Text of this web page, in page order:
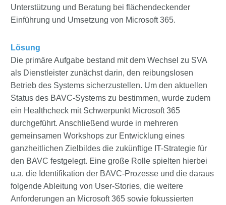
Unterstützung und Beratung bei flächendeckender
Einführung und Umsetzung von Microsoft 365.
Lösung
Die primäre Aufgabe bestand mit dem Wechsel zu SVA
als Dienstleister zunächst darin, den reibungslosen
Betrieb des Systems sicherzustellen. Um den aktuellen
Status des BAVC-Systems zu bestimmen, wurde zudem
ein Healthcheck mit Schwerpunkt Microsoft 365
durchgeführt. Anschließend wurde in mehreren
gemeinsamen Workshops zur Entwicklung eines
ganzheitlichen Zielbildes die zukünftige IT-Strategie für
den BAVC festgelegt. Eine große Rolle spielten hierbei
u.a. die Identifikation der BAVC-Prozesse und die daraus
folgende Ableitung von User-Stories, die weitere
Anforderungen an Microsoft 365 sowie fokussierten